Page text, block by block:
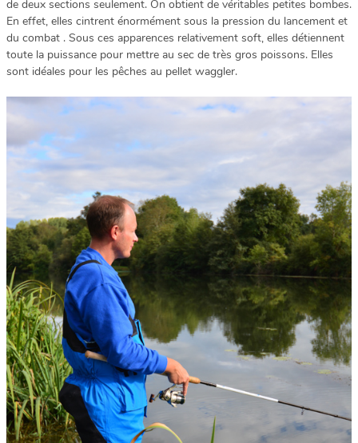
de deux sections seulement. On obtient de véritables petites bombes.
En effet, elles cintrent énormément sous la pression du lancement et
du combat . Sous ces apparences relativement soft, elles détiennent
toute la puissance pour mettre au sec de très gros poissons. Elles
sont idéales pour les pêches au pellet waggler.